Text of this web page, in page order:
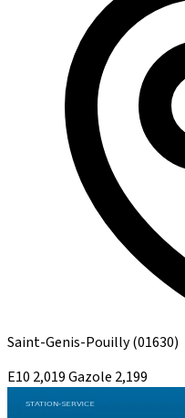
Saint-Genis-Pouilly(01630)
E10 2,019Gazole 2,199